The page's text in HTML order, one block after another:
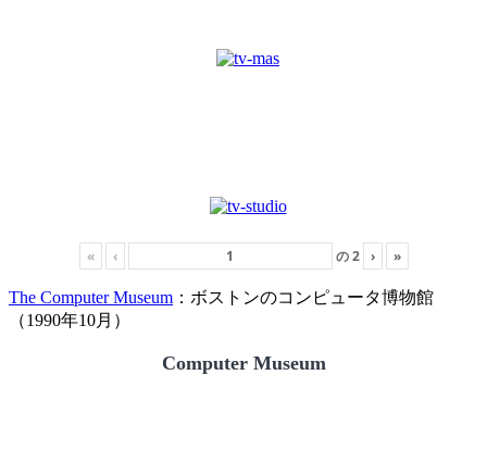
« ‹ の2 › »
The Computer Museum ：ボストンのコンピュータ博物館
（1990年10月）
Computer Museum